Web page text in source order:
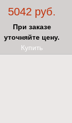
5042 руб.
При заказе
уточняйте цену.
Купить